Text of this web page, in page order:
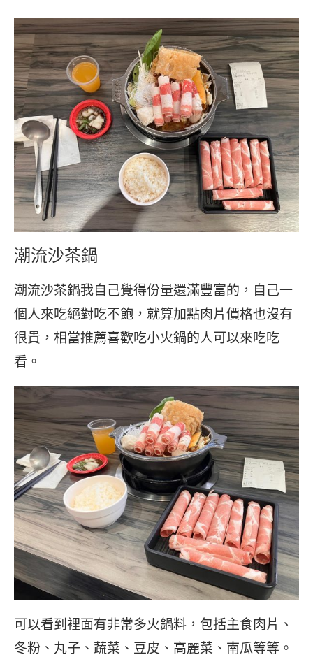
潮流沙茶鍋
潮流沙茶鍋我自己覺得份量還滿豐富的，自己一
個人來吃絕對吃不飽，就算加點肉片價格也沒有
很貴，相當推薦喜歡吃小火鍋的人可以來吃吃
看。
可以看到裡面有非常多火鍋料，包括主食肉片、
冬粉、丸子、蔬菜、豆皮、高麗菜、南瓜等等。